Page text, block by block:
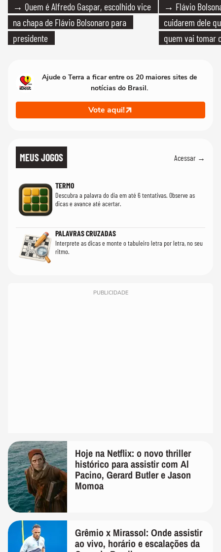
→ Quem é Alfredo Gaspar, escolhido vice
na chapa de Flávio Bolsonaro para
presidente
→ Flávio
cuidarem dele
quem vai tomar
Ajude o Terra a ficar entre os 20 maiores sites de
notícias do Brasil.
Vote aqui!
MEUS JOGOS Acessar →
TERMO
Descubra a palavra do dia em até 6 tentativas. Observe as
dicas e avance até acertar.
PALAVRAS CRUZADAS
Interprete as dicas e monte o tabuleiro letra por letra, no seu
ritmo.
PUBLICIDADE
Hoje na Netflix: o novo thriller
histórico para assistir com Al
Pacino, Gerard Butler e Jason
Momoa
Grêmio x Mirassol: Onde assistir
ao vivo, horário e escalações da